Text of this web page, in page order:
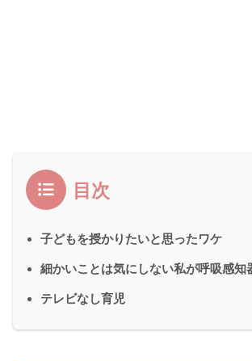
目次
子どもを授かりたいと思ったワケ
細かいことは気にしない私が呼吸感知
テレビなし育児